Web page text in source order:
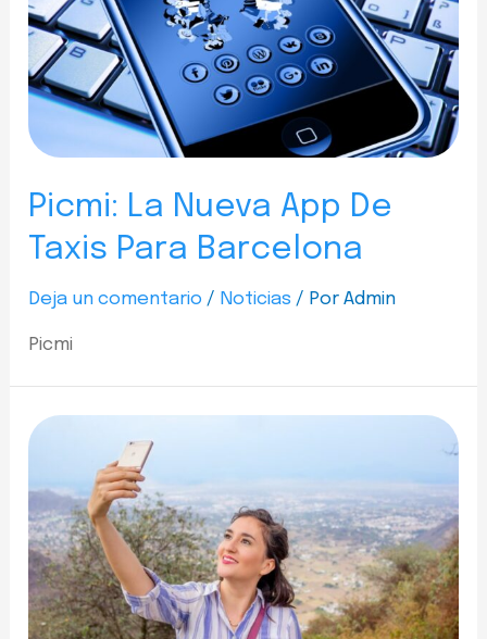
Picmi: La Nueva App De
Taxis Para Barcelona
Deja un comentario / Noticias / PorAdmin
Picmi